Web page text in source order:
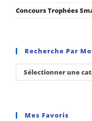
Concours Trophées
Recherche Par
Sélectionner une
Mes Favoris